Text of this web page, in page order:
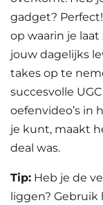
gadget?
op waarin je
jouw dagelijks
takes op te
succesvolle
oefenvideo’s in
je kunt, maakt
deal was.
Tip: Heb je de
liggen?